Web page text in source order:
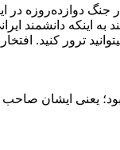
دوازده‌روزه در
به اینکه دانشمند
ترور کنید.
یعنی ایشان صاحب